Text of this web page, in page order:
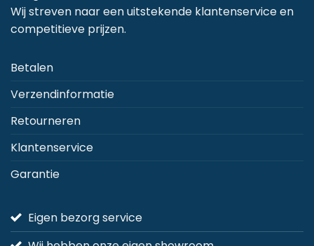
gekozen
Wij streven naar een uitstekende klantenservice en
competitieve prijzen.
Betalen
Verzendinformatie
Retourneren
Klantenservice
Garantie
Eigen bezorg service